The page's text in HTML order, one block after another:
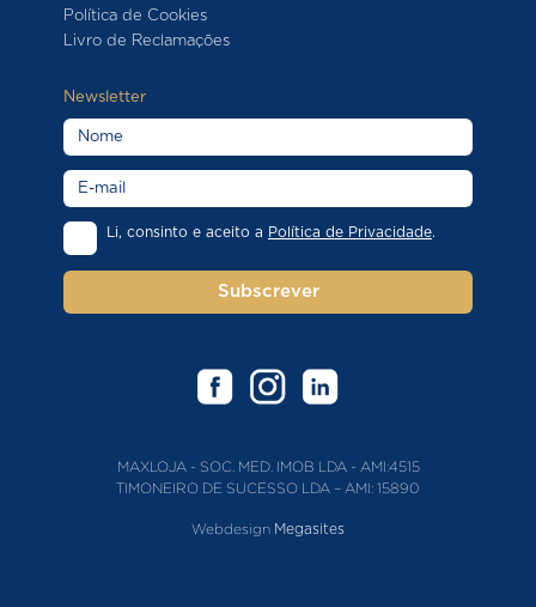
Política de Cookies
Livro de Reclamações
Newsletter
Li, consinto e aceito a Política de Privacidade.
Subscrever
MAXLOJA - SOC. MED. IMOB LDA - AMI:4515
TIMONEIRO DE SUCESSO LDA – AMI: 15890
Webdesign Megasites